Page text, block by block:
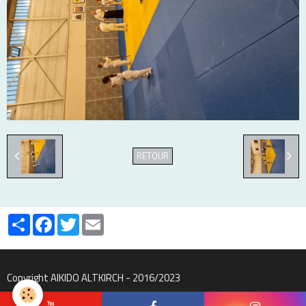
RETOUR
PartagerFacebook
Twitter
Copyright AIKIDO ALTKIRCH - 2016/2023